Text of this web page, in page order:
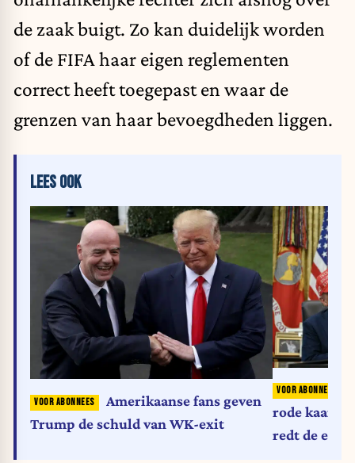
de zaak buigt. Zo kan duidelijk worden
of de FIFA haar eigen reglementen
correct heeft toegepast en waar de
grenzen van haar bevoegdheden liggen.
LEES OOK
Amerikaanse fans geven
Trump de schuld van WK-exit
rode kaart
redt de eer